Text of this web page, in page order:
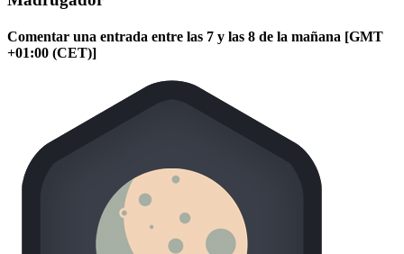
Comentar una entrada entre las 7 y las 8 de la mañana [GMT
+01:00 (CET)]